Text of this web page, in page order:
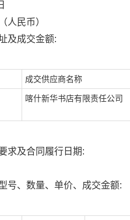
（人民币）
及成交金额:
成交供应商名称
喀什新华书店有限责任公司
求及合同履行日期:
号、数量、单价、成交金额: